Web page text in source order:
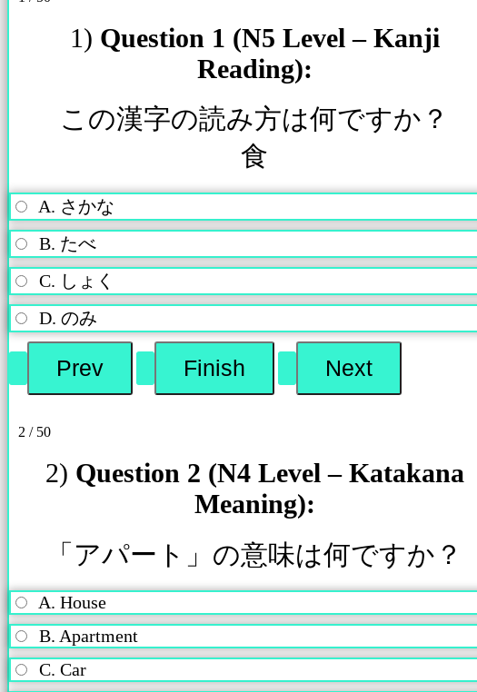
1) Question 1 (N5 Level – Kanji
Reading):
この漢字の読み方は何ですか？
食
A. さかな
B. たべ
C. しょく
D. のみ
2 / 50
2) Question 2 (N4 Level – Katakana
Meaning):
「アパート」の意味は何ですか？
A. House
B. Apartment
C. Car